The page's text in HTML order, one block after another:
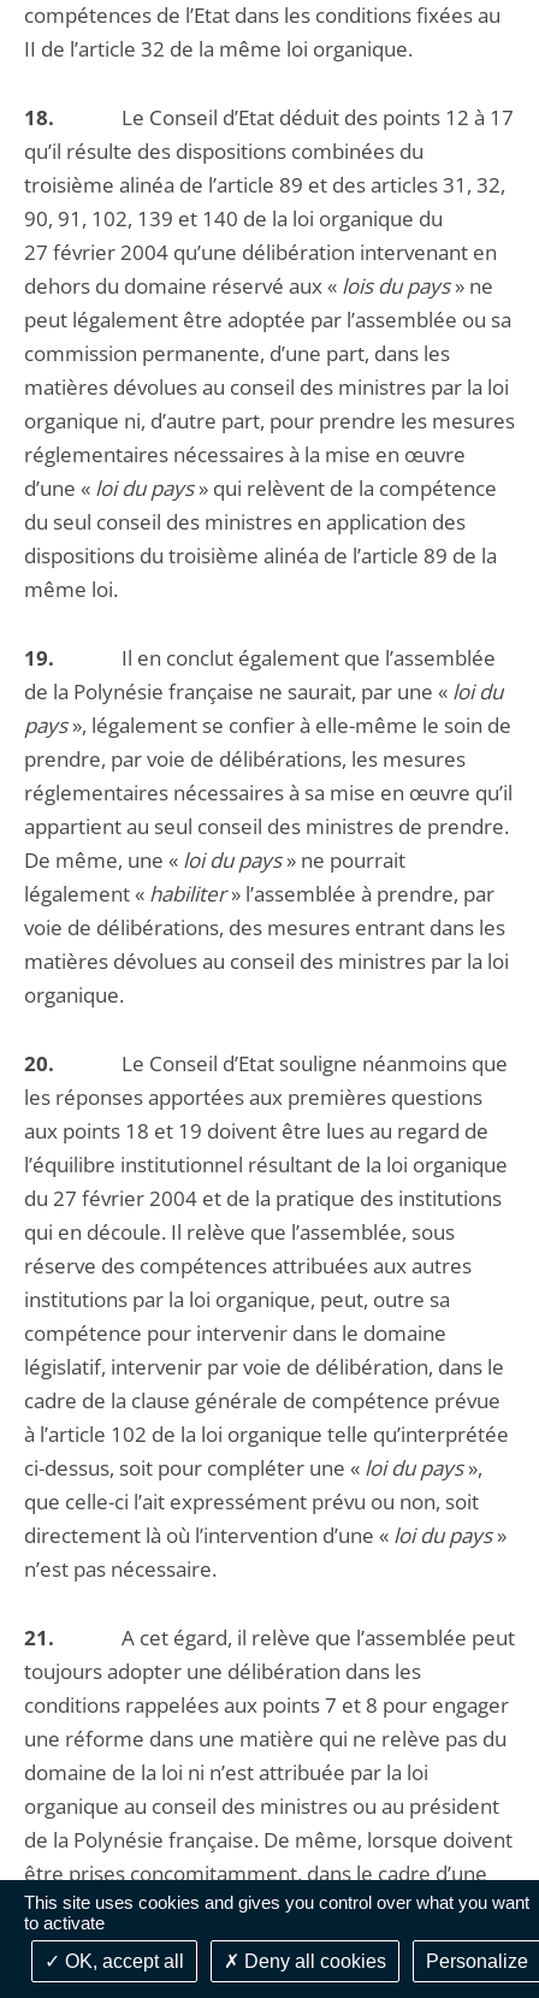
This site uses cookies and gives you control over what you want
to activate
OK, accept all
Deny all cookies Personalize
compétences de l’Etat dans les conditions fixées au
II de l’article 32 de la même loi organique.
18. Le Conseil d’Etat déduit des points 12 à 17
qu’il résulte des dispositions combinées du
troisième alinéa de l’article 89 et des articles 31, 32,
90, 91, 102, 139 et 140 de la loi organique du
27 février 2004 qu’une délibération intervenant en
dehors du domaine réservé aux « lois du pays» ne
peut légalement être adoptée par l’assemblée ou sa
commission permanente, d’une part, dans les
matières dévolues au conseil des ministres par la loi
organique ni, d’autre part, pour prendre les mesures
réglementaires nécessaires à la mise en œuvre
d’une « loi du pays» qui relèvent de la compétence
du seul conseil des ministres en application des
dispositions du troisième alinéa de l’article 89 de la
même loi.
19. Il en conclut également que l’assemblée
de la Polynésie française ne saurait, par une « loi du
pays», légalement se confier à elle-même le soin de
prendre, par voie de délibérations, les mesures
réglementaires nécessaires à sa mise en œuvre qu’il
appartient au seul conseil des ministres de prendre.
De même, une « loi du pays» ne pourrait
légalement « habiliter» l’assemblée à prendre, par
voie de délibérations, des mesures entrant dans les
matières dévolues au conseil des ministres par la loi
organique.
20. Le Conseil d’Etat souligne néanmoins que
les réponses apportées aux premières questions
aux points 18 et 19 doivent être lues au regard de
l’équilibre institutionnel résultant de la loi organique
du 27 février 2004 et de la pratique des institutions
qui en découle. Il relève que l’assemblée, sous
réserve des compétences attribuées aux autres
institutions par la loi organique, peut, outre sa
compétence pour intervenir dans le domaine
législatif, intervenir par voie de délibération, dans le
cadre de la clause générale de compétence prévue
à l’article 102 de la loi organique telle qu’interprétée
ci-dessus, soit pour compléter une « loi du pays»,
que celle-ci l’ait expressément prévu ou non, soit
directement là où l’intervention d’une « loi du pays»
n’est pas nécessaire.
21. A cet égard, il relève que l’assemblée peut
toujours adopter une délibération dans les
conditions rappelées aux points 7 et 8 pour engager
une réforme dans une matière qui ne relève pas du
domaine de la loi ni n’est attribuée par la loi
organique au conseil des ministres ou au président
de la Polynésie française. De même, lorsque doivent
être prises concomitamment, dans le cadre d’une
réforme globale, d’une part, des mesures relevant
du domaine de la loi et, d’autre part, des mesures
relevant du domaine réglementaire, sans que ces